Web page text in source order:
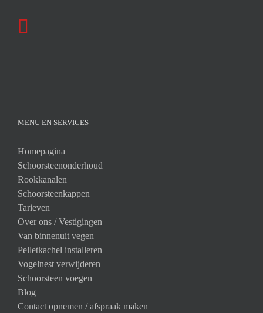
MENU EN SERVICES
Homepagina
Schoorsteenonderhoud
Rookkanalen
Schoorsteenkappen
Tarieven
Over ons /Vestigingen
Van binnenuit vegen
Pelletkachel installeren
Vogelnest verwijderen
Schoorsteen voegen
Blog
Contact opnemen / afspraak maken